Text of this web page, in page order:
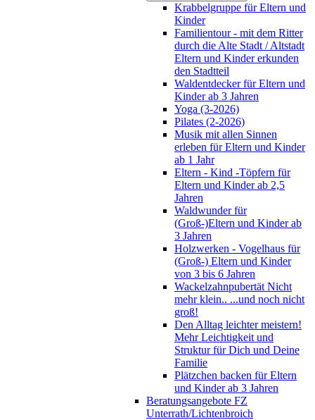
Krabbelgruppe für Eltern und
Kinder
Familientour - mit dem Ritter
durch die Alte Stadt / Altstadt
Eltern und Kinder erkunden
den Stadtteil
Waldentdecker für Eltern und
Kinder ab 3 Jahren
Yoga (3-2026)
Pilates (2-2026)
Musik mit allen Sinnen
erleben für Eltern und Kinder
ab 1 Jahr
Eltern - Kind -Töpfern für
Eltern und Kinder ab 2,5
Jahren
Waldwunder für
(Groß-)Eltern und Kinder ab
3 Jahren
Holzwerken - Vogelhaus für
(Groß-) Eltern und Kinder
von 3 bis 6 Jahren
Wackelzahnpubertät Nicht
mehr klein.. ...und noch nicht
groß!
Den Alltag leichter meistern!
Mehr Leichtigkeit und
Struktur für Dich und Deine
Familie
Plätzchen backen für Eltern
und Kinder ab 3 Jahren
Beratungsangebote FZ
Unterrath/Lichtenbroich